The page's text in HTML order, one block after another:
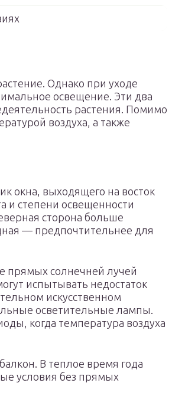
Однако при уходе
освещение. Эти два
растения. Помимо
воздуха, а также
окна, выходящего на восток
и степени освещенности
сторона больше
— предпочтительнее для
прямых солнечней лучей
испытывать недостаток
искусственном
осветительные лампы.
когда температура воздуха
В теплое время года
условия без прямых